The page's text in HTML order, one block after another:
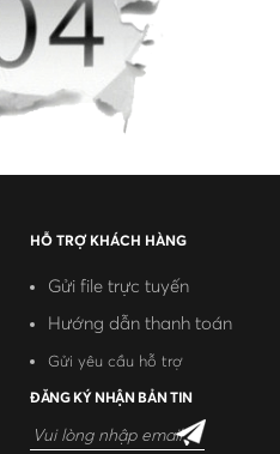
HỖ TRỢ KHÁCH HÀNG
Gửi file trực tuyến
Hướng dẫn thanh toán
Gửi yêu cầu hỗ trợ
ĐĂNG KÝ NHẬN BẢN TIN